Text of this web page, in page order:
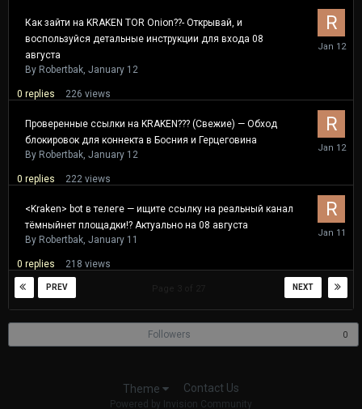
Как зайти на KRAKEN TOR Onion??- Открывай, и
воспользуйся детальные инструкции для входа 08
августа
By Robertbak January 12
0 replies 226 views
January
12
Проверенные ссылки на KRAKEN??? (Свежие) — Обход
блокировок для коннекта в Босния и Герцеговина
By Robertbak January 12
0 replies 222 views
January
12
<Kraken> bot в телеге — ищите ссылку на реальный канал
тёмныйнет площадки!? Актуально на 08 августа
By Robertbak January 11
0 replies 218 views
January
11
PREV NEXT
Followers 0
Theme Contact Us
Powered by Invision Community